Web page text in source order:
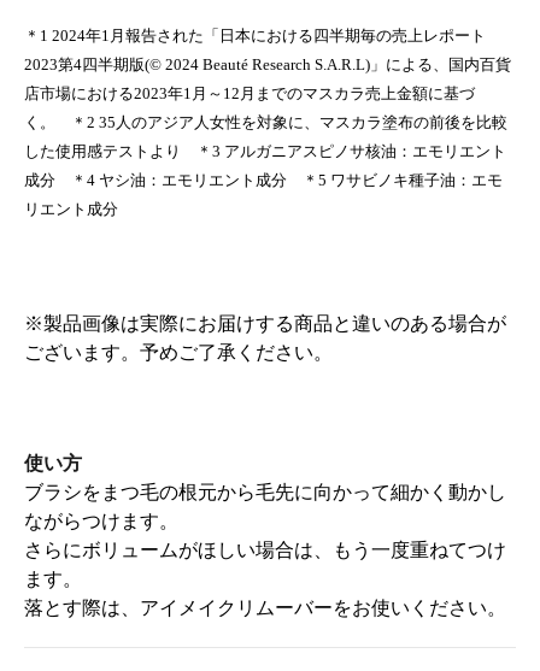
＊1 2024年1月報告された「日本における四半期毎の売上レポート
2023第4四半期版(© 2024 Beauté Research S.A.R.L)」による、国内百貨
店市場における2023年1月～12月までのマスカラ売上金額に基づ
く。 ＊2 35人のアジア人女性を対象に、マスカラ塗布の前後を比較
した使用感テストより ＊3 アルガニアスピノサ核油：エモリエント
成分 ＊4 ヤシ油：エモリエント成分 ＊5 ワサビノキ種子油：エモ
リエント成分
※製品画像は実際にお届けする商品と違いのある場合が
ございます。予めご了承ください。
使い方
ブラシをまつ毛の根元から毛先に向かって細かく動かし
ながらつけます。
さらにボリュームがほしい場合は、もう一度重ねてつけ
ます。
落とす際は、アイメイクリムーバーをお使いください。